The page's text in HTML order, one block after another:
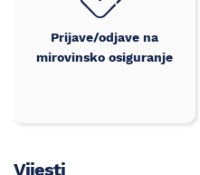
Prijave/odjave na
mirovinsko osiguranje
Vijesti